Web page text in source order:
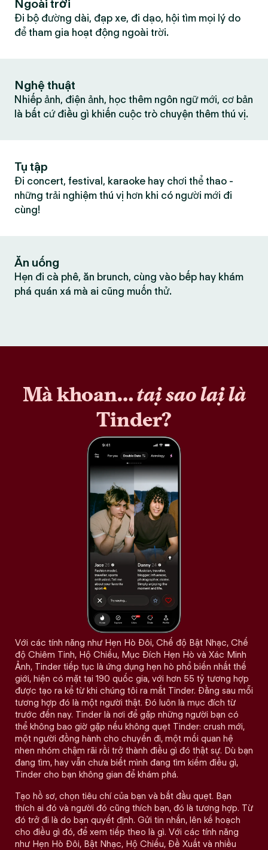
Ngoài trời
Đi bộ đường dài, đạp xe, đi dạo, hội tìm mọi lý do
để tham gia hoạt động ngoài trời.
Nghệ thuật
Nhiếp ảnh, điện ảnh, học thêm ngôn ngữ mới, cơ bản
là bất cứ điều gì khiến cuộc trò chuyện thêm thú vị.
Tụ tập
Đi concert, festival, karaoke hay chơi thể thao -
những trải nghiệm thú vị hơn khi có người mới đi
cùng!
Ăn uống
Hẹn đi cà phê, ăn brunch, cùng vào bếp hay khám
phá quán xá mà ai cũng muốn thử.
Mà khoan…tại sao lại là
Tinder?
Với các tính năng như Hẹn Hò Đôi, Chế độ Bật Nhạc, Chế
độ Chiêm Tinh, Hộ Chiếu, Mục Đích Hẹn Hò và Xác Minh
Ảnh, Tinder tiếp tục là ứng dụng hẹn hò phổ biến nhất thế
giới, hiện có mặt tại 190 quốc gia, với hơn 55 tỷ tương hợp
được tạo ra kể từ khi chúng tôi ra mắt Tinder. Đằng sau mỗi
tương hợp đó là một người thật. Đó luôn là mục đích từ
trước đến nay. Tinder là nơi để gặp những người bạn có
thể không bao giờ gặp nếu không quẹt Tinder: crush mới,
một người đồng hành cho chuyến đi, một mối quan hệ
nhen nhóm chậm rãi rồi trở thành điều gì đó thật sự. Dù bạn
đang tìm, hay vẫn chưa biết mình đang tìm kiếm điều gì,
Tinder cho bạn không gian để khám phá.
Tạo hồ sơ, chọn tiêu chí của bạn và bắt đầu quẹt. Bạn
thích ai đó và người đó cũng thích bạn, đó là tương hợp. Từ
đó trở đi là do bạn quyết định. Gửi tin nhắn, lên kế hoạch
cho điều gì đó, để xem tiếp theo là gì. Với các tính năng
như Hẹn Hò Đôi, Bật Nhạc, Hộ Chiếu, Đề Xuất và nhiều